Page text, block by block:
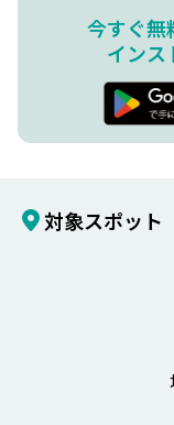
今すぐ無
インス
対象スポット